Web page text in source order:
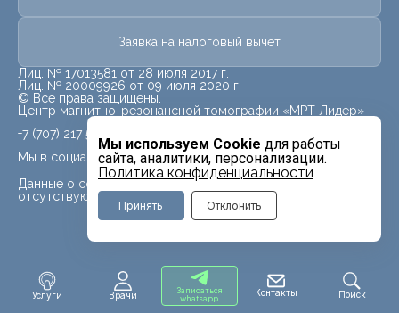
Услуги Врачи
Записаться
whatsapp
Контакты Поиск
Мы используем Cookie для работы
сайта, аналитики, персонализации.
Политика конфиденциальности
Принять Отклонить
Заявка на налоговый вычет
Лиц. № 17013581 от 28 июля 2017 г.
Лиц. № 20009926 от 09 июля 2020 г.
© Все права защищены.
Центр магнитно-резонансной томографии «МРТ Лидер»
Мы в социальных сетях
Данные о социальных сетях для данного филиала
отсутствуют
+7 (707) 217 5840